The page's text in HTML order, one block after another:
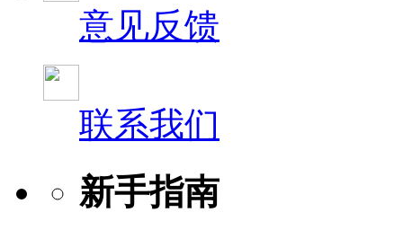
意见反馈
联系我们
新手指南